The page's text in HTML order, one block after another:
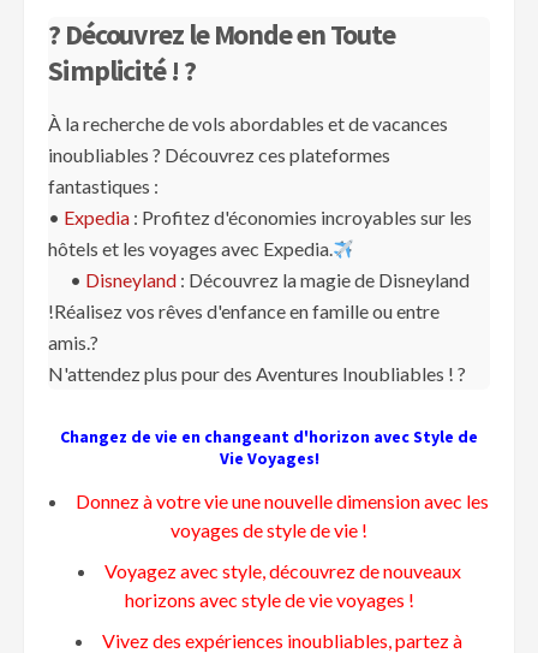
? Découvrez le Monde en Toute
Simplicité ! ?
À la recherche de vols abordables et de vacances
inoubliables ? Découvrez ces plateformes
fantastiques :
• Expedia : Profitez d'économies incroyables sur les
hôtels et les voyages avec Expedia.
• Disneyland : Découvrez la magie de Disneyland
!Réalisez vos rêves d'enfance en famille ou entre
amis.?
N'attendez plus pour des Aventures Inoubliables ! ?️
Changez de vie en changeant d'horizon avec Style de
Vie Voyages!
Donnez à votre vie une nouvelle dimension avec les
voyages de style de vie !
Voyagez avec style, découvrez de nouveaux
horizons avec style de vie voyages !
Vivez des expériences inoubliables, partez à